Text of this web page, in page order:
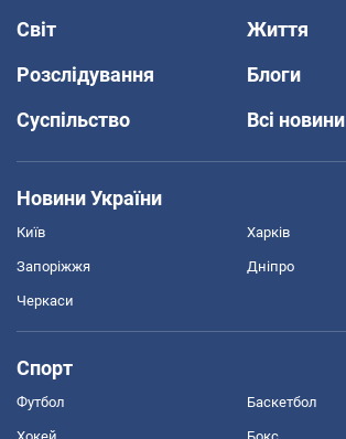
Світ
Життя
Розслідування
Блоги
Суспільство
Всі новини
Новини України
Київ Харків
Запоріжжя Дніпро
Черкаси
Спорт
Футбол Баскетбол